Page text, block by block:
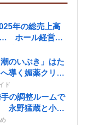
… ホール経営法
字企業割合は5
のいぶき」はた
導く媚薬クリー
ド
の調整ルームで
永野猛蔵と小林